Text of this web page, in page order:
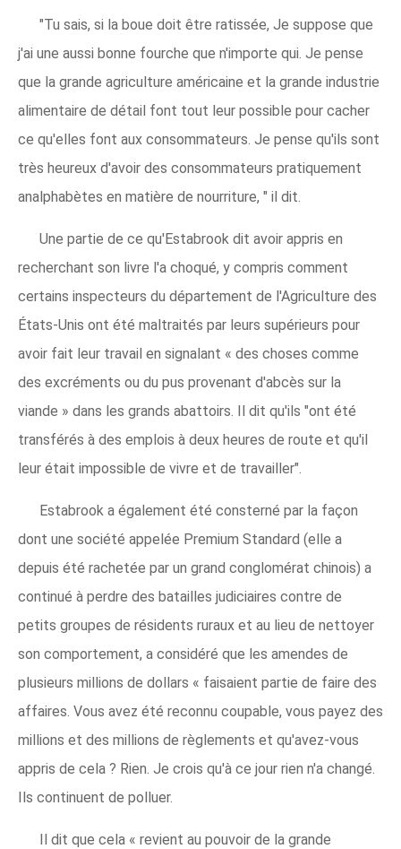
"Tu sais, si la boue doit être ratissée, Je suppose que
j'ai une aussi bonne fourche que n'importe qui. Je pense
que la grande agriculture américaine et la grande industrie
alimentaire de détail font tout leur possible pour cacher
ce qu'elles font aux consommateurs. Je pense qu'ils sont
très heureux d'avoir des consommateurs pratiquement
analphabètes en matière de nourriture, " il dit.
Une partie de ce qu'Estabrook dit avoir appris en
recherchant son livre l'a choqué, y compris comment
certains inspecteurs du département de l'Agriculture des
États-Unis ont été maltraités par leurs supérieurs pour
avoir fait leur travail en signalant « des choses comme
des excréments ou du pus provenant d'abcès sur la
viande » dans les grands abattoirs. Il dit qu'ils "ont été
transférés à des emplois à deux heures de route et qu'il
leur était impossible de vivre et de travailler".
Estabrook a également été consterné par la façon
dont une société appelée Premium Standard (elle a
depuis été rachetée par un grand conglomérat chinois) a
continué à perdre des batailles judiciaires contre de
petits groupes de résidents ruraux et au lieu de nettoyer
son comportement, a considéré que les amendes de
plusieurs millions de dollars « faisaient partie de faire des
affaires. Vous avez été reconnu coupable, vous payez des
millions et des millions de règlements et qu'avez-vous
appris de cela ? Rien. Je crois qu'à ce jour rien n'a changé.
Ils continuent de polluer.
Il dit que cela « revient au pouvoir de la grande